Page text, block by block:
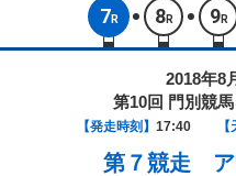
7 R 8R 9R
2018年8
第10回 門別競
【発走時刻】 17:40
第７競走